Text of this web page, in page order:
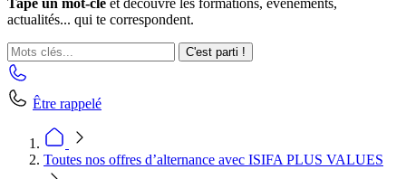
Tape un mot-clé et découvre les formations, événements,
actualités... qui te correspondent.
C'est parti !
Être rappelé
Toutes nos offres d’alternance avec ISIFA PLUS VALUES